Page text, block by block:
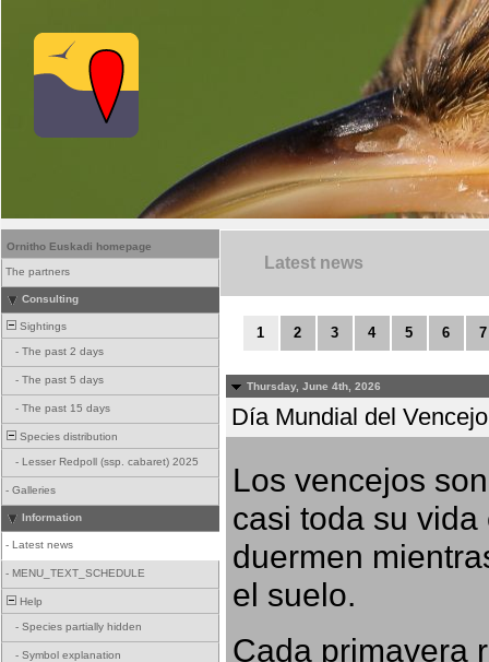
Ornitho Euskadi homepage
The partners
Consulting
Sightings
- The past 2 days
- The past 5 days
- The past 15 days
Species distribution
- Lesser Redpoll (ssp. cabaret) 2025
- Galleries
Information
- Latest news
- MENU_TEXT_SCHEDULE
Help
- Species partially hidden
- Symbol explanation
Latest news
1 2 3 4 5 6 7
Thursday, June 4th, 2026
Día Mundial del
Los vencejos
casi toda su
duermen
el suelo.
Cada primavera